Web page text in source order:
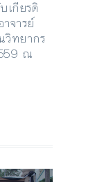
เกียรติ
จารย์
วิทยากร
ณ